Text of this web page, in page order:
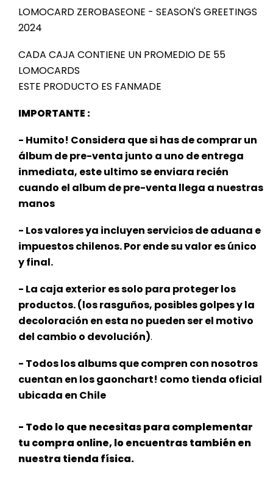
LOMOCARD ZEROBASEONE - SEASON'S GREETINGS
2024
CADA CAJA CONTIENE UN PROMEDIO DE 55
LOMOCARDS
ESTE PRODUCTO ES FANMADE
IMPORTANTE :
- Humito! Considera que si has de comprar un
álbum de pre-venta junto a uno de entrega
inmediata, este ultimo se enviara recién
cuando el album de pre-venta llega a nuestras
manos
- Los valores ya incluyen servicios de aduana e
impuestos chilenos. Por ende su valor es único
y final.
- La caja exterior es solo para proteger los
productos. (los rasguños, posibles golpes y la
decoloración en esta no pueden ser el motivo
del cambio o devolución).
- Todos los albums que compren con nosotros
cuentan en los gaonchart! como tienda oficial
ubicada en Chile
- Todo lo que necesitas para complementar
tu compra online, lo encuentras también en
nuestra tienda física.